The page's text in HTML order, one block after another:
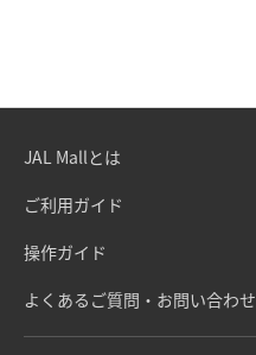
JAL Mallとは
ご利用ガイド
操作ガイド
よくあるご質問・お問い合わせ